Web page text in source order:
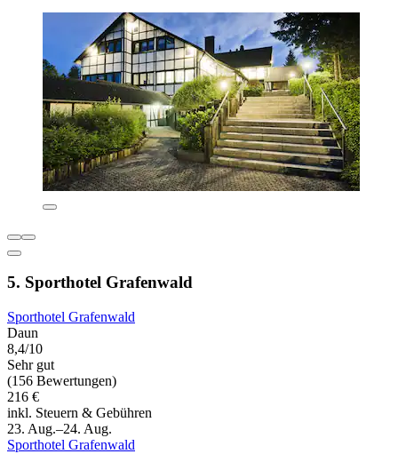
5. Sporthotel Grafenwald
Sporthotel Grafenwald
Daun
8,4/10
Sehr gut
(156 Bewertungen)
216 €
inkl. Steuern & Gebühren
23. Aug.–24. Aug.
Sporthotel Grafenwald